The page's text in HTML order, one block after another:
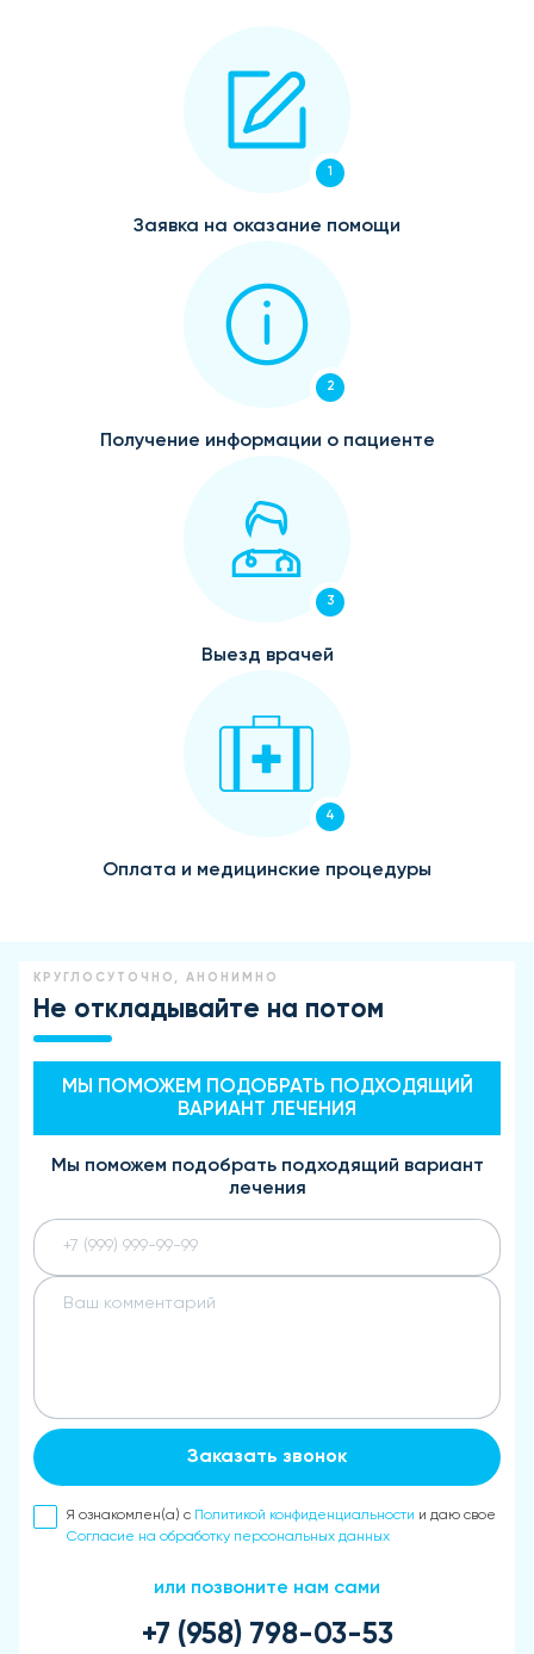
1
Заявка на оказание помощи
2
Получение информации о пациенте
3
Выезд врачей
4
Оплата и медицинские процедуры
КРУГЛОСУТОЧНО, АНОНИМНО
Не откладывайте на потом
МЫ ПОМОЖЕМ ПОДОБРАТЬ ПОДХОДЯЩИЙ
ВАРИАНТ ЛЕЧЕНИЯ
Мы поможем подобрать подходящий вариант
лечения
Заказать звонок
Я ознакомлен(а) с Политикой конфиденциальности и даю свое
Согласие на обработку персональных данных
или позвоните нам сами
+7 (958) 798-03-53